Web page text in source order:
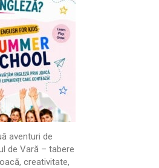
aventuri de
de Vară – tabere
creativitate,